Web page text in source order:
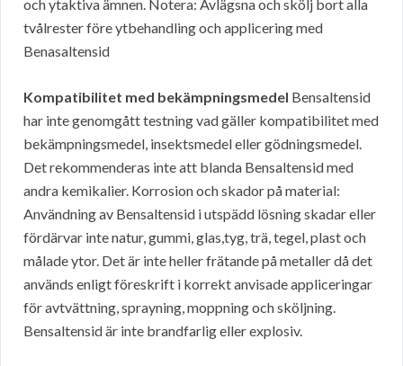
och ytaktiva ämnen. Notera: Avlägsna och skölj bort alla
tvålrester före ytbehandling och applicering med
Benasaltensid
Kompatibilitet med bekämpningsmedel Bensaltensid
har inte genomgått testning vad gäller kompatibilitet med
bekämpningsmedel, insektsmedel eller gödningsmedel.
Det rekommenderas inte att blanda Bensaltensid med
andra kemikalier. Korrosion och skador på material:
Användning av Bensaltensid i utspädd lösning skadar eller
fördärvar inte natur, gummi, glas,tyg, trä, tegel, plast och
målade ytor. Det är inte heller frätande på metaller då det
används enligt föreskrift i korrekt anvisade appliceringar
för avtvättning, sprayning, moppning och sköljning.
Bensaltensid är inte brandfarlig eller explosiv.